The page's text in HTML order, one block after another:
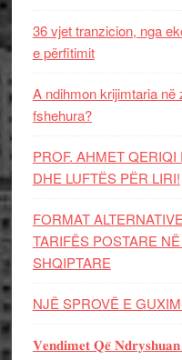
36 vjet tranzicion, nga
e përfitimit
A ndihmon krijimtaria në
fshehura?
PROF. AHMET
DHE LUFTЁS PЁR LIRI!
FORMAT
TARIFËS POSTARE
SHQIPTARE
NJË SPROVË E
𝐕𝐞𝐧𝐝𝐢𝐦𝐞𝐭 𝐐𝐞̈